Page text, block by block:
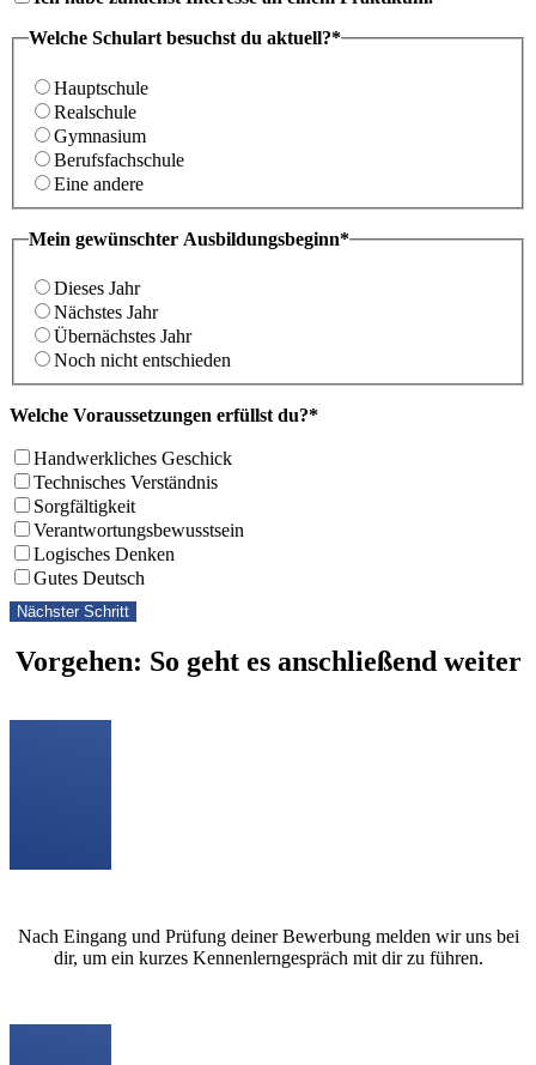
Welche Schulart besuchst du aktuell?*
Hauptschule
Realschule
Gymnasium
Berufsfachschule
Eine andere
Mein gewünschter Ausbildungsbeginn*
Dieses Jahr
Nächstes Jahr
Übernächstes Jahr
Noch nicht entschieden
Welche Voraussetzungen erfüllst du?*
Handwerkliches Geschick
Technisches Verständnis
Sorgfältigkeit
Verantwortungsbewusstsein
Logisches Denken
Gutes Deutsch
Nächster Schritt
Vorgehen: So geht es anschließend weiter
Nach Eingang und Prüfung deiner Bewerbung melden wir uns bei
dir, um ein kurzes Kennenlerngespräch mit dir zu führen.